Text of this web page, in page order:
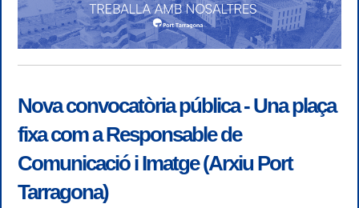
Nova convocatòria pública - Una plaça
fixa com a Responsable de
Comunicació i Imatge (Arxiu Port
Tarragona)